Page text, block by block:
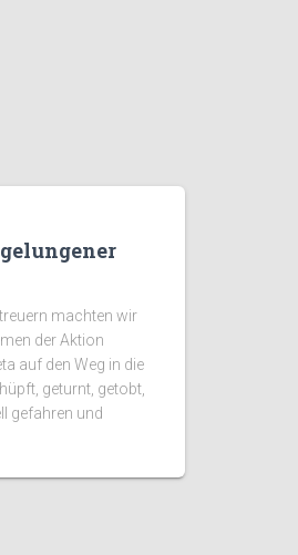
machten wir
der Aktion
auf den Weg in die
geturnt, getobt,
gefahren und